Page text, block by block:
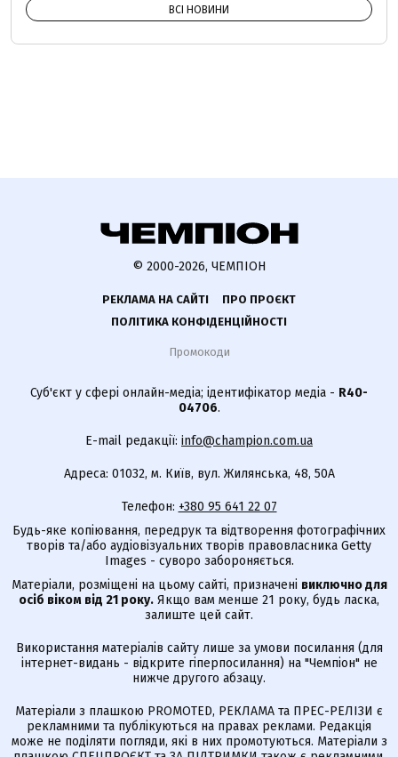
ВСІ НОВИНИ
© 2000-2026, ЧЕМПІОН
РЕКЛАМА НА САЙТІ
ПРО ПРОЄКТ
ПОЛІТИКА КОНФІДЕНЦІЙНОСТІ
Промокоди
Суб'єкт у сфері онлайн-медіа; ідентифікатор медіа - R40-
04706.
E-mail редакції: info@champion.com.ua
Адреса: 01032, м. Київ, вул. Жилянська, 48, 50А
Телефон: +380 95 641 22 07
Будь-яке копіювання, передрук та відтворення фотографічних
творів та/або аудіовізуальних творів правовласника Getty
Images - суворо забороняється.
Матеріали, розміщені на цьому сайті, призначені виключно для
осіб віком від 21 року. Якщо вам менше 21 року, будь ласка,
залиште цей сайт.
Використання матеріалів сайту лише за умови посилання (для
інтернет-видань - відкрите гіперпосилання) на "Чемпіон" не
нижче другого абзацу.
Матеріали з плашкою PROMOTED, РЕКЛАМА та ПРЕС-РЕЛІЗИ є
рекламними та публікуються на правах реклами. Редакція
може не поділяти погляди, які в них промотуються. Матеріали з